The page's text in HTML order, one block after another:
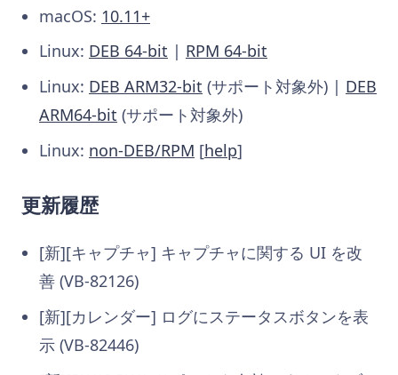
macOS: 10.11+
Linux: DEB 64-bit | RPM 64-bit
Linux: DEB ARM32-bit (サポート対象外) | DEB
ARM64-bit (サポート対象外)
Linux: non-DEB/RPM [help]
更新履歴
[新][キャプチャ] キャプチャに関する UI を改
善 (VB-82126)
[新][カレンダー] ログにステータスボタンを表
示 (VB-82446)